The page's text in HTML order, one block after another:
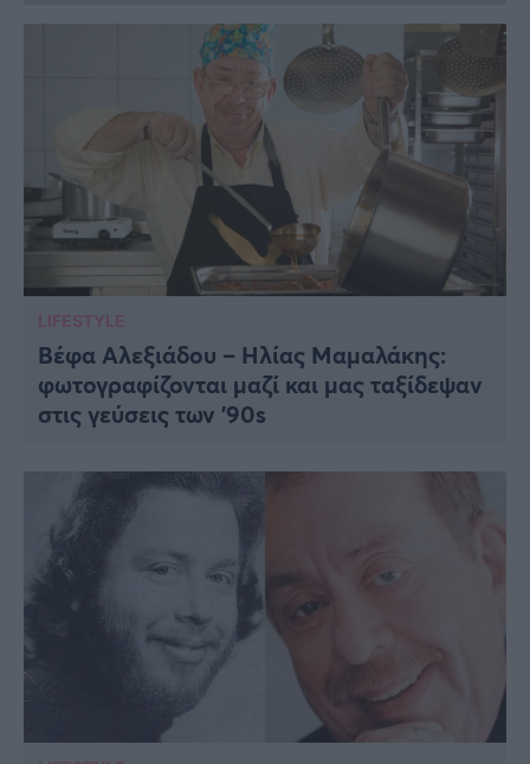
LIFESTYLE
Βέφα Αλεξιάδου – Ηλίας Μαμαλάκης:
φωτογραφίζονται μαζί και μας ταξίδεψαν
στις γεύσεις των ’90s